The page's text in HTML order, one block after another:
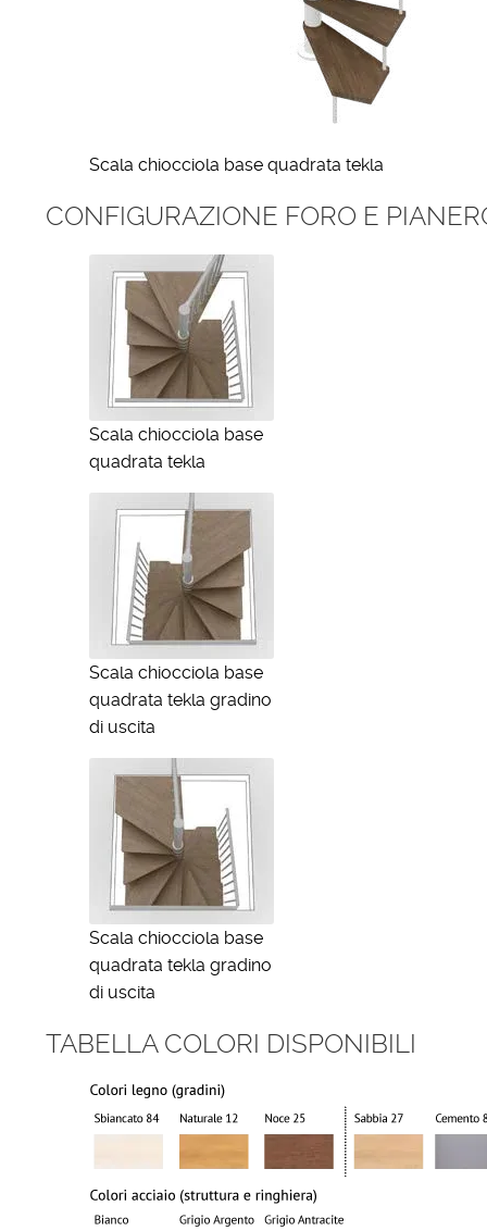
Scala chiocciola base quadrata tekla
CONFIGURAZIONE FORO E
Scala chiocciola base
quadrata tekla
Scala chiocciola base
quadrata tekla gradino
di uscita
Scala chiocciola base
quadrata tekla gradino
di uscita
TABELLA COLORI DISPONIBILI